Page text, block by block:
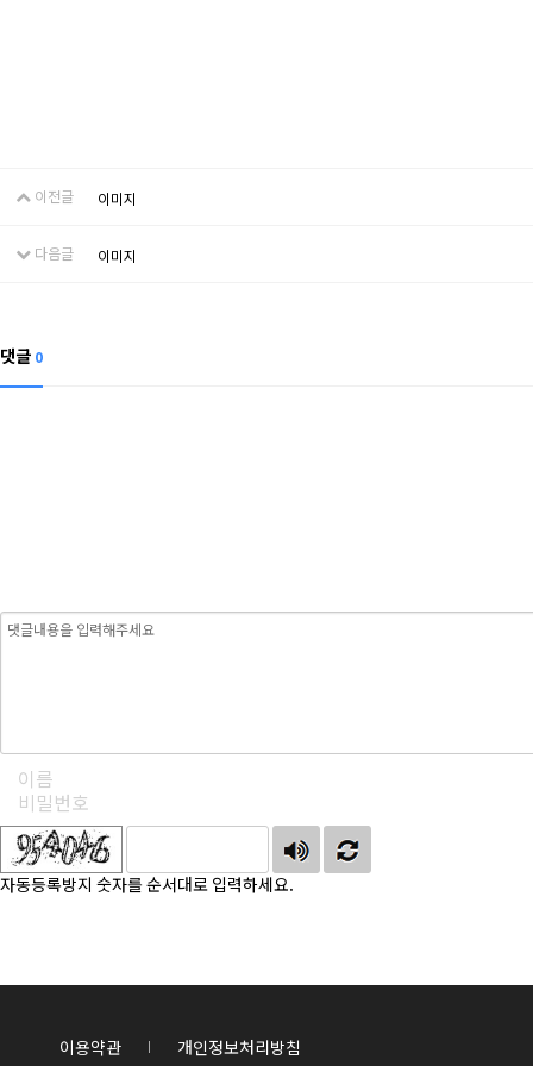
이전글 이미지
다음글 이미지
댓글 0
자동등록방지 숫자를 순서대로 입력하세요.
이용약관 개인정보처리방침